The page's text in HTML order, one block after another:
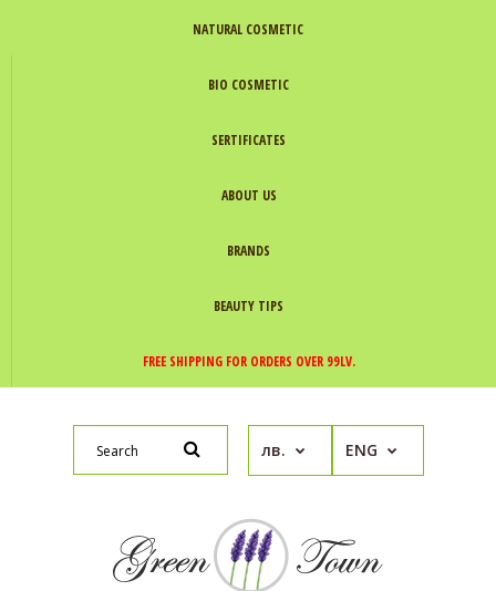
NATURAL COSMETIC
BIO COSMETIC
SERTIFICATES
ABOUT US
BRANDS
BEAUTY TIPS
FREE SHIPPING FOR ORDERS OVER 99LV.
лв. ENG